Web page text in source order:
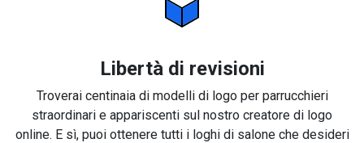
Libertà di revisioni
Troverai centinaia di modelli di logo per parrucchieri
straordinari e appariscenti sul nostro creatore di logo
online. E sì, puoi ottenere tutti i loghi di salone che desideri